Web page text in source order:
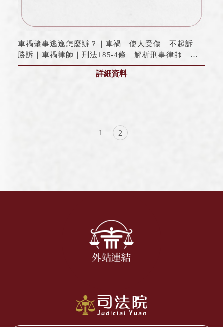
車禍肇事逃逸怎麼辦？｜車禍｜使人受傷｜不起訴｜
勝訴｜車禍律師｜刑法185-4條｜解析刑事律師｜肇
事逃逸，車禍諮詢 | 桃園車禍案件
詳細資料
1 2